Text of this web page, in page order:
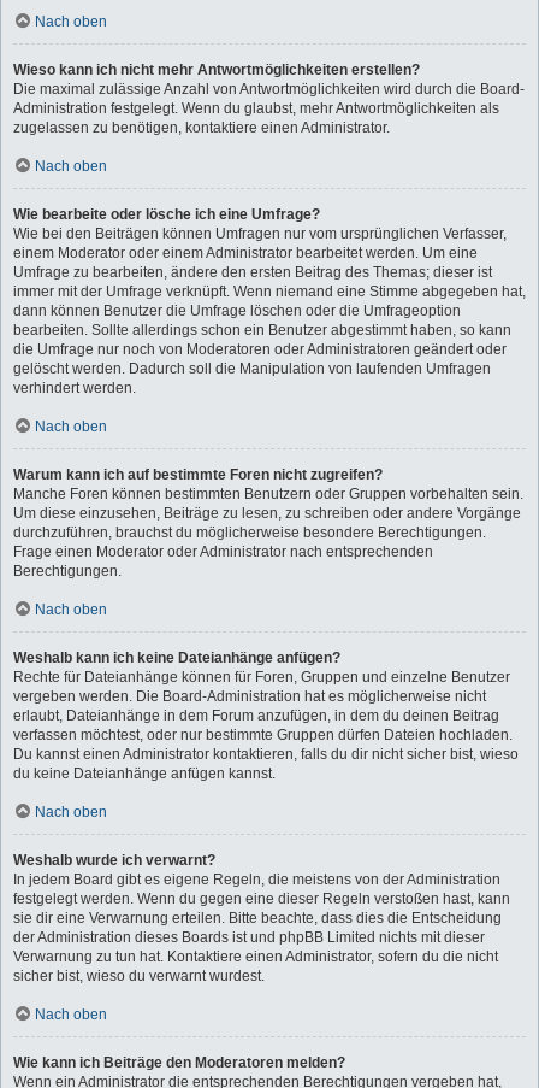
Nach oben
Wieso kann ich nicht mehr Antwortmöglichkeiten erstellen?
Die maximal zulässige Anzahl von Antwortmöglichkeiten wird durch die Board-
Administration festgelegt. Wenn du glaubst, mehr Antwortmöglichkeiten als
zugelassen zu benötigen, kontaktiere einen Administrator.
Nach oben
Wie bearbeite oder lösche ich eine Umfrage?
Wie bei den Beiträgen können Umfragen nur vom ursprünglichen Verfasser,
einem Moderator oder einem Administrator bearbeitet werden. Um eine
Umfrage zu bearbeiten, ändere den ersten Beitrag des Themas; dieser ist
immer mit der Umfrage verknüpft. Wenn niemand eine Stimme abgegeben hat,
dann können Benutzer die Umfrage löschen oder die Umfrageoption
bearbeiten. Sollte allerdings schon ein Benutzer abgestimmt haben, so kann
die Umfrage nur noch von Moderatoren oder Administratoren geändert oder
gelöscht werden. Dadurch soll die Manipulation von laufenden Umfragen
verhindert werden.
Nach oben
Warum kann ich auf bestimmte Foren nicht zugreifen?
Manche Foren können bestimmten Benutzern oder Gruppen vorbehalten sein.
Um diese einzusehen, Beiträge zu lesen, zu schreiben oder andere Vorgänge
durchzuführen, brauchst du möglicherweise besondere Berechtigungen.
Frage einen Moderator oder Administrator nach entsprechenden
Berechtigungen.
Nach oben
Weshalb kann ich keine Dateianhänge anfügen?
Rechte für Dateianhänge können für Foren, Gruppen und einzelne Benutzer
vergeben werden. Die Board-Administration hat es möglicherweise nicht
erlaubt, Dateianhänge in dem Forum anzufügen, in dem du deinen Beitrag
verfassen möchtest, oder nur bestimmte Gruppen dürfen Dateien hochladen.
Du kannst einen Administrator kontaktieren, falls du dir nicht sicher bist, wieso
du keine Dateianhänge anfügen kannst.
Nach oben
Weshalb wurde ich verwarnt?
In jedem Board gibt es eigene Regeln, die meistens von der Administration
festgelegt werden. Wenn du gegen eine dieser Regeln verstoßen hast, kann
sie dir eine Verwarnung erteilen. Bitte beachte, dass dies die Entscheidung
der Administration dieses Boards ist und phpBB Limited nichts mit dieser
Verwarnung zu tun hat. Kontaktiere einen Administrator, sofern du die nicht
sicher bist, wieso du verwarnt wurdest.
Nach oben
Wie kann ich Beiträge den Moderatoren melden?
Wenn ein Administrator die entsprechenden Berechtigungen vergeben hat,